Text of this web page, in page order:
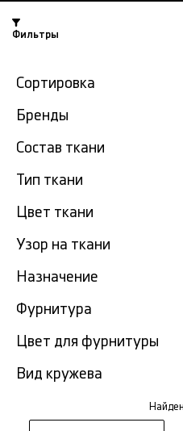
Казань
-15% на ткани по промокоду NY15
Главная Кружевная ткань
Кружево в
Казани
Фильтр
Показать все
Фильтры
Сортировка
Бренды
Состав ткани
Тип ткани
Цвет ткани
Узор на ткани
Назначение
Фурнитура
Цвет для фурнитуры
Вид кружева
Скидка